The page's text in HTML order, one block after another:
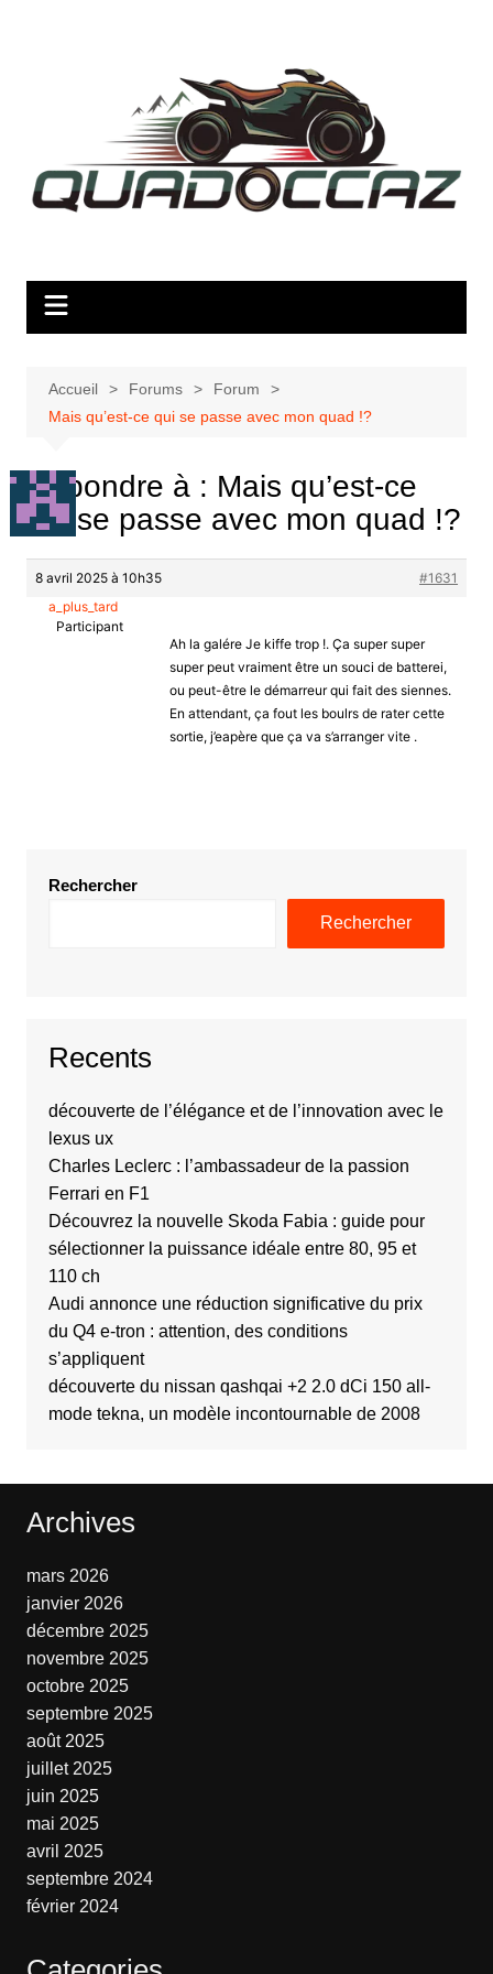
Accueil Forums
Forum
Mais qu’est-ce qui se passe avec mon quad !?
Répondre à : Mais qu’est-ce
qui se passe avec mon quad !?
8 avril 2025 à 10h35
#1631
a_plus_tard
Participant
Ah la galére Je kiffe trop !. Ça super super
super peut vraiment être un souci de batterei,
ou peut-être le démarreur qui fait des siennes.
En attendant, ça fout les boulrs de rater cette
sortie, j’eapère que ça va s’arranger vite .
Rechercher
Rechercher
Recents
découverte de l’élégance et de l’innovation avec le
lexus ux
Charles Leclerc : l’ambassadeur de la passion
Ferrari en F1
Découvrez la nouvelle Skoda Fabia : guide pour
sélectionner la puissance idéale entre 80, 95 et
110 ch
Audi annonce une réduction significative du prix
du Q4 e-tron : attention, des conditions
s’appliquent
découverte du nissan qashqai +2 2.0 dCi 150 all-
mode tekna, un modèle incontournable de 2008
Archives
mars 2026
janvier 2026
décembre 2025
novembre 2025
octobre 2025
septembre 2025
août 2025
juillet 2025
juin 2025
mai 2025
avril 2025
septembre 2024
février 2024